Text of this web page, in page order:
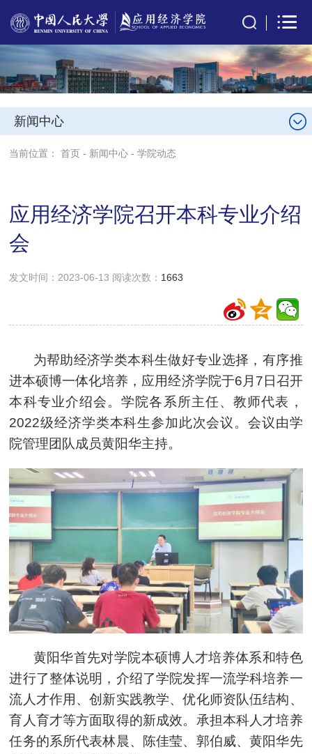
新闻中心
当前位置：首页 - 新闻中心 -学院动态
应用经济学院召开本科专业介绍
会
发文时间：2023-06-13 阅读次数： 1663
为帮助经济学类本科生做好专业选择，有序推
进本硕博一体化培养，应用经济学院于6月7日召开
本科专业介绍会。学院各系所主任、教师代表，
2022级经济学类本科生参加此次会议。会议由学
院管理团队成员黄阳华主持。
黄阳华首先对学院本硕博人才培养体系和特色
进行了整体说明，介绍了学院发挥一流学科培养一
流人才作用、创新实践教学、优化师资队伍结构、
育人育才等方面取得的新成效。承担本科人才培养
任务的系所代表林晨、陈佳莹、郭伯威、黄阳华先